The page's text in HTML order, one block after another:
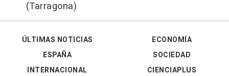
(Tarragona)
ÚLTIMAS NOTICIAS
ESPAÑA
INTERNACIONAL
ECONOMÍA
SOCIEDAD
CIENCIAPLUS